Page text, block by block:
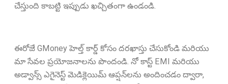
చేస్తుంది కాబట్టి ఇప్పుడు ఖచ్చితంగా ఉండండి.
ఈరోజే GMoney హెల్త్ కార్డ్ కోసం దరఖాస్తు చేసుకోండి మరియు
మా సేవల ప్రయోజనాలను పొందండి. నో కాస్ట్ EMI మరియు
అడ్వాన్స్ ఎగైనెస్ట్ మెడిక్లెయిమ్ ఆప్షన్‌లను అందించడం ద్వారా,